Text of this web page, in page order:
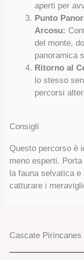
aperti per
Punto
Arcosu:
del monte,
panoramica
Ritorno al
lo stesso
percorsi
Consigli
Questo percorso è
meno esperti.
la fauna selvatica
catturare i
Cascate Pirincanes